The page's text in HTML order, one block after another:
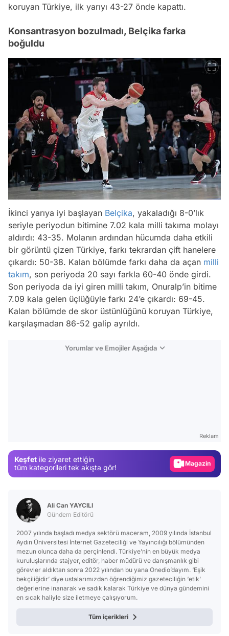
koruyan Türkiye, ilk yarıyı 43-27 önde kapattı.
Konsantrasyon bozulmadı, Belçika farka
boğuldu
İkinci yarıya iyi başlayan Belçika, yakaladığı 8-0’lık
seriyle periyodun bitimine 7.02 kala milli takıma molayı
aldırdı: 43-35. Molanın ardından hücumda daha etkili
bir görüntü çizen Türkiye, farkı tekrardan çift hanelere
çıkardı: 50-38. Kalan bölümde farkı daha da açan milli
takım, son periyoda 20 sayı farkla 60-40 önde girdi.
Son periyoda da iyi giren milli takım, Onuralp’in bitime
7.09 kala gelen üçlüğüyle farkı 24’e çıkardı: 69-45.
Kalan bölümde de skor üstünlüğünü koruyan Türkiye,
karşılaşmadan 86-52 galip ayrıldı.
Yorumlar ve Emojiler Aşağıda
Reklam
Keşfet ile ziyaret ettiğin
tüm kategorileri tek akışta gör!
Video
Ali Can YAYCILI
Gündem Editörü
2007 yılında başladı medya sektörü maceram, 2009 yılında İstanbul
Aydın Üniversitesi İnternet Gazeteciliği ve Yayıncılığı bölümünden
mezun olunca daha da perçinlendi. Türkiye’nin en büyük medya
kuruluşlarında stajyer, editör, haber müdürü ve danışmanlık gibi
görevler aldıktan sonra 2022 yılından bu yana Onedio’dayım. ‘Eşik
bekçiliğidir’ diye ustalarımızdan öğrendiğimiz gazeteciliğin ‘etik’
değerlerine inanarak ve sadık kalarak Türkiye ve dünya gündemini
en sıcak haliyle size iletmeye çalışıyorum.
Tüm içerikleri